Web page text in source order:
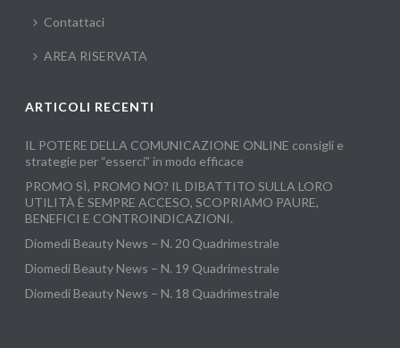
Contattaci
AREA RISERVATA
ARTICOLI RECENTI
IL POTERE DELLA COMUNICAZIONE ONLINE consigli e
strategie per “esserci” in modo efficace
PROMO SÌ, PROMO NO? IL DIBATTITO SULLA LORO
UTILITÀ È SEMPRE ACCESO, SCOPRIAMO PAURE,
BENEFICI E CONTROINDICAZIONI.
Diomedi Beauty News – N. 20 Quadrimestrale
Diomedi Beauty News – N. 19 Quadrimestrale
Diomedi Beauty News – N. 18 Quadrimestrale